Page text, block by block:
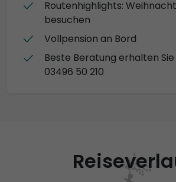
Routenhighlights:
besuchen
Vollpension an Bord
Beste Beratung erhalten
03496 50 210